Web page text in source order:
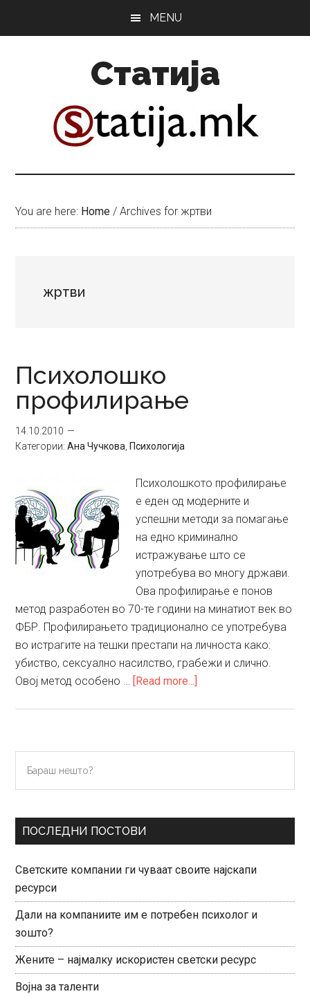
MENU
Статија
You are here: Home / Archives for жртви
жртви
Психолошко
профилирање
14.10.2010
Категории:Ана Чучкова Психологија
Психолошкото профилирање
е еден од модерните и
успешни методи за помагање
на едно криминално
истражување што се
употребува во многу држави.
Ова профилирање е понов
метод разработен во 70-те години на минатиот век во
ФБР. Прoфилирањето традиционално се употребува
во истрагите на тешки престапи на личноста како:
убиство, сексуално насилство, грабежи и слично.
Овој метод особено … [Read more...]
Primary
Sidebar
нешто?
ПОСЛЕДНИ ПОСТОВИ
Светските компании ги чуваат своите најскапи
ресурси
Дали на компаниите им е потребен психолог и
зошто?
Жените – најмалку искористен светски ресурс
Војна за таленти